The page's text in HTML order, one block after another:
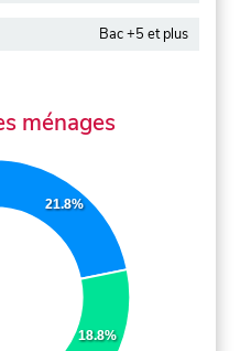
Bac +5 et plus
ménages
21.8%
18.8%